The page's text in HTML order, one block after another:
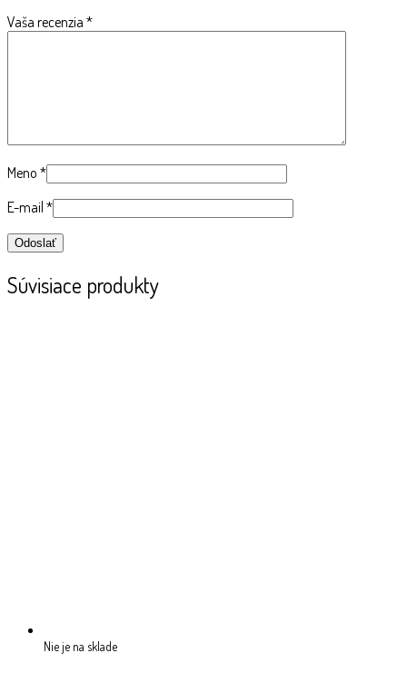
Vaša recenzia *
Meno *
E-mail *
Súvisiace produkty
Nie je na sklade